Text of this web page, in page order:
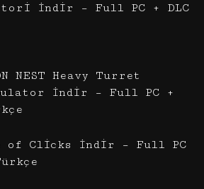
İndir – Full PC + DLC
NEST Heavy Turret
İndir – Full PC +
of Clicks İndir – Full PC